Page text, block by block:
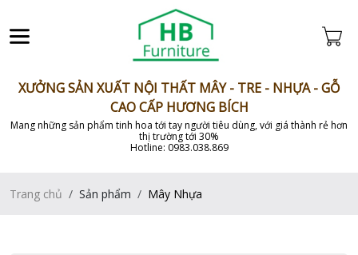
XƯỞNG SẢN XUẤT NỘI THẤT MÂY - TRE - NHỰA - GỖ
CAO CẤP HƯƠNG BÍCH
Mang những sản phẩm tinh hoa tới tay người tiêu dùng, với giá thành rẻ hơn
thị trường tới 30%
Hotline: 0983.038.869
Trang chủ Sản phẩm Mây Nhựa